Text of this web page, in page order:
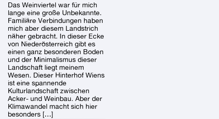
Das Weinviertel war für mich
lange eine große Unbekannte.
Familiäre Verbindungen haben
mich aber diesem Landstrich
näher gebracht. In dieser Ecke
von Niederösterreich gibt es
einen ganz besonderen Boden
und der Minimalismus dieser
Landschaft liegt meinem
Wesen. Dieser Hinterhof Wiens
ist eine spannende
Kulturlandschaft zwischen
Acker- und Weinbau. Aber der
Klimawandel macht sich hier
besonders […]